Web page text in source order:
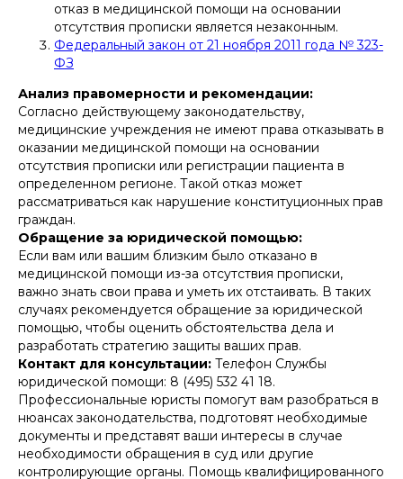
отказ в медицинской помощи на основании
отсутствия прописки является незаконным.
Федеральный закон от 21 ноября 2011 года № 323-
ФЗ
Анализ правомерности и рекомендации:
Согласно действующему законодательству,
медицинские учреждения не имеют права отказывать в
оказании медицинской помощи на основании
отсутствия прописки или регистрации пациента в
определенном регионе. Такой отказ может
рассматриваться как нарушение конституционных прав
граждан.
Обращение за юридической помощью:
Если вам или вашим близким было отказано в
медицинской помощи из-за отсутствия прописки,
важно знать свои права и уметь их отстаивать. В таких
случаях рекомендуется обращение за юридической
помощью, чтобы оценить обстоятельства дела и
разработать стратегию защиты ваших прав.
Контакт для консультации: Телефон Службы
юридической помощи: 8 (495) 532 41 18.
Профессиональные юристы помогут вам разобраться в
нюансах законодательства, подготовят необходимые
документы и представят ваши интересы в случае
необходимости обращения в суд или другие
контролирующие органы. Помощь квалифицированного